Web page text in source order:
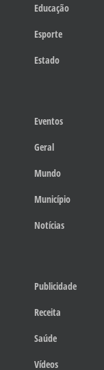
Educação
Esporte
Estado
Eventos
Geral
Mundo
Município
Notícias
Publicidade
Receita
Saúde
Vídeos